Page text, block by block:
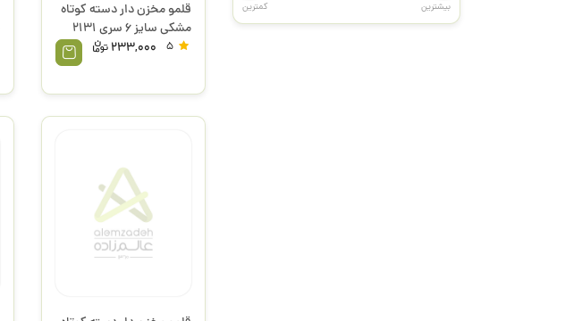
بیشترین کمترین
قلمو مخزن دار دسته کوتاه
مشکی سایز 6 سری 2131
پارس آرت233,000